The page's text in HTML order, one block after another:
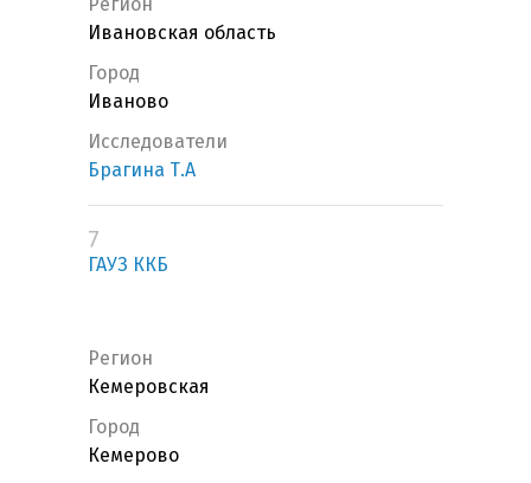
Регион
Ивановская область
Город
Иваново
Исследователи
Брагина Т.А
7
ГАУЗ ККБ
Регион
Кемеровская
Город
Кемерово